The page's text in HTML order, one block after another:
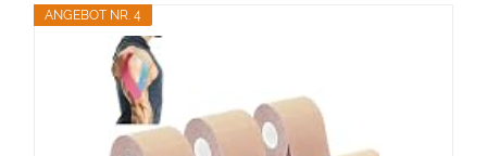
ANGEBOT NR. 4